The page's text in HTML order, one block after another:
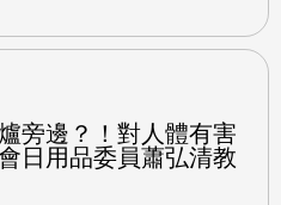
旁邊？！對人體有害
日用品委員蕭弘清教